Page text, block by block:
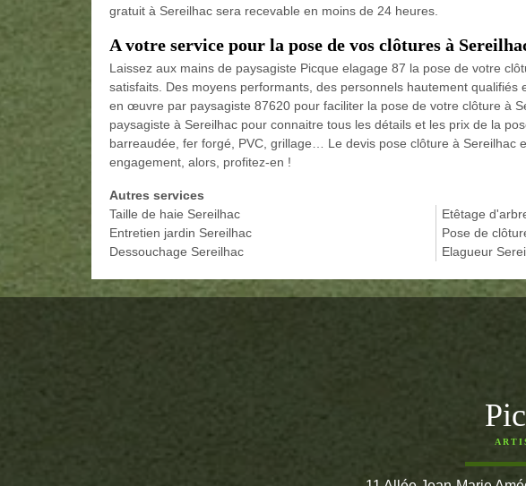
gratuit à Sereilhac sera recevable en moins de 24 heures.
A votre service pour la pose de vos clôtures à
Laissez aux mains de paysagiste Picque elagage 87 la pose de votre
satisfaits. Des moyens performants, des personnels hautement qualifiés
en œuvre par paysagiste 87620 pour faciliter la pose de votre clôture à
paysagiste à Sereilhac pour connaitre tous les détails et les prix de la
barreaudée, fer forgé, PVC, grillage… Le devis pose clôture à Sereilhac
engagement, alors, profitez-en !
Autres services
Taille de haie Sereilhac
Entretien jardin Sereilhac
Dessouchage Sereilhac
Etêtage
Pose de
Elagueur